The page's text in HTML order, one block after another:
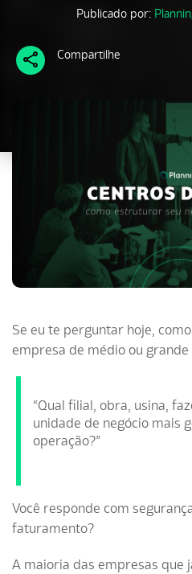
Publicado por:
Compartilhe
Se eu te perguntar hoje,
empresa de médio ou
“Qual filial, obra, usina,
unidade de negócio mais
operação?”
Você responde com
faturamento?
A maioria das empresas que